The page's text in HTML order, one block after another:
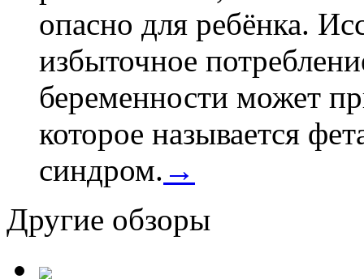
опасно для ребёнка.
избыточное
беременности может
которое называется
синдром. →
Другие обзоры